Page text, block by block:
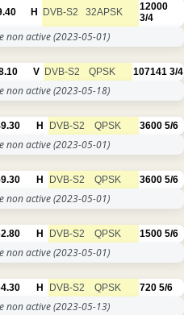
H DVB-S2 32APSK
12000
3/4
non active(2023-05-01)
V DVB-S2 QPSK 107141 3/4
non active(2023-05-18)
H DVB-S2 QPSK 3600 5/6
non active(2023-05-01)
H DVB-S2 QPSK 3600 5/6
non active(2023-05-01)
H DVB-S2 QPSK 1500 5/6
non active(2023-05-01)
H DVB-S2 QPSK 720 5/6
non active(2023-05-13)